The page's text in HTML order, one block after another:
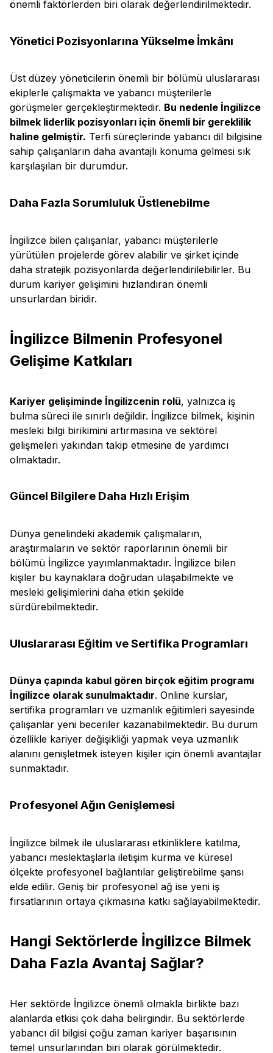
önemli faktörlerden biri olarak değerlendirilmektedir.
Yönetici Pozisyonlarına Yükselme İmkânı
Üst düzey yöneticilerin önemli bir bölümü uluslararası
ekiplerle çalışmakta ve yabancı müşterilerle
görüşmeler gerçekleştirmektedir. Bu nedenle İngilizce
bilmek liderlik pozisyonları için önemli bir gereklilik
haline gelmiştir. Terfi süreçlerinde yabancı dil bilgisine
sahip çalışanların daha avantajlı konuma gelmesi sık
karşılaşılan bir durumdur.
Daha Fazla Sorumluluk Üstlenebilme
İngilizce bilen çalışanlar, yabancı müşterilerle
yürütülen projelerde görev alabilir ve şirket içinde
daha stratejik pozisyonlarda değerlendirilebilirler. Bu
durum kariyer gelişimini hızlandıran önemli
unsurlardan biridir.
İngilizce Bilmenin Profesyonel
Gelişime Katkıları
Kariyer gelişiminde İngilizcenin rolü, yalnızca iş
bulma süreci ile sınırlı değildir. İngilizce bilmek, kişinin
mesleki bilgi birikimini artırmasına ve sektörel
gelişmeleri yakından takip etmesine de yardımcı
olmaktadır.
Güncel Bilgilere Daha Hızlı Erişim
Dünya genelindeki akademik çalışmaların,
araştırmaların ve sektör raporlarının önemli bir
bölümü İngilizce yayımlanmaktadır. İngilizce bilen
kişiler bu kaynaklara doğrudan ulaşabilmekte ve
mesleki gelişimlerini daha etkin şekilde
sürdürebilmektedir.
Uluslararası Eğitim ve Sertifika Programları
Dünya çapında kabul gören birçok eğitim programı
İngilizce olarak sunulmaktadır. Online kurslar,
sertifika programları ve uzmanlık eğitimleri sayesinde
çalışanlar yeni beceriler kazanabilmektedir. Bu durum
özellikle kariyer değişikliği yapmak veya uzmanlık
alanını genişletmek isteyen kişiler için önemli avantajlar
sunmaktadır.
Profesyonel Ağın Genişlemesi
İngilizce bilmek ile uluslararası etkinliklere katılma,
yabancı meslektaşlarla iletişim kurma ve küresel
ölçekte profesyonel bağlantılar geliştirebilme şansı
elde edilir. Geniş bir profesyonel ağ ise yeni iş
fırsatlarının ortaya çıkmasına katkı sağlayabilmektedir.
Hangi Sektörlerde İngilizce Bilmek
Daha Fazla Avantaj Sağlar?
Her sektörde İngilizce önemli olmakla birlikte bazı
alanlarda etkisi çok daha belirgindir. Bu sektörlerde
yabancı dil bilgisi çoğu zaman kariyer başarısının
temel unsurlarından biri olarak görülmektedir.